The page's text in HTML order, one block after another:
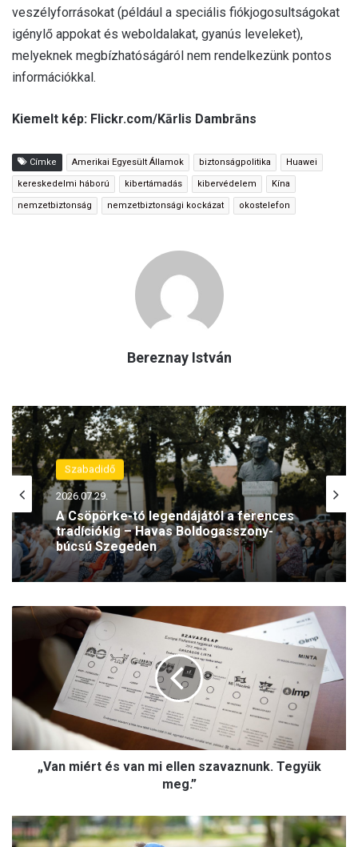
veszélyforrásokat (például a speciális fiókjogosultságokat
igénylő appokat és weboldalakat, gyanús leveleket),
melyeknek megbízhatóságáról nem rendelkezünk pontos
információkkal.
Kiemelt kép: Flickr.com/Kārlis Dambrāns
Címke Amerikai Egyesült Államok biztonságpolitika Huawei
kereskedelmi háború kibertámadás kibervédelem Kína
nemzetbiztonság nemzetbiztonsági kockázat okostelefon
Bereznay István
Szabadidő
2026.07.29.
A Csöpörke-tó legendájától a ferences
tradíciókig – Havas Boldogasszony-
búcsú Szegeden
„
i
t
a
n
„Van miért és van mi ellen szavaznunk. Tegyük
meg.”
A
g